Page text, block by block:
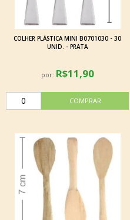
COLHER PLÁSTICA MINI B0701030 - 30
UNID. - PRATA
por: R$11,90